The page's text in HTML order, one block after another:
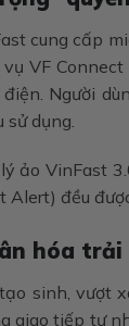
cung cấp
VF
Người
dụng.
ảo VinFast
đều
hóa
sinh, vượt
giao tiếp tự